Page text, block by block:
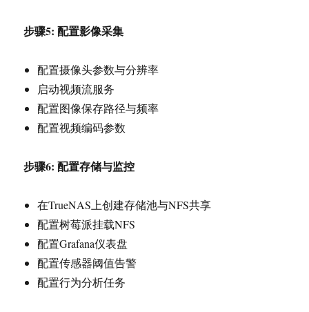
步骤5: 配置影像采集
配置摄像头参数与分辨率
启动视频流服务
配置图像保存路径与频率
配置视频编码参数
步骤6: 配置存储与监控
在TrueNAS上创建存储池与NFS共享
配置树莓派挂载NFS
配置Grafana仪表盘
配置传感器阈值告警
配置行为分析任务